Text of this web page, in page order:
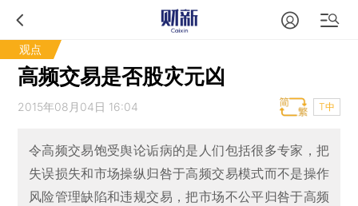
观点
高频交易是否股灾元凶
2015年08月04日 16:04 T中
令高频交易饱受舆论诟病的是人们包括很多专家，把
失误损失和市场操纵归咎于高频交易模式而不是操作
风险管理缺陷和违规交易，把市场不公平归咎于高频